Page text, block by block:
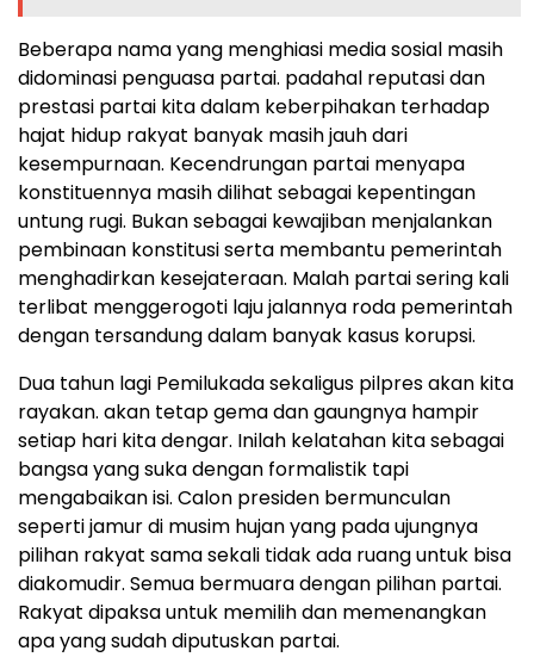
Beberapa nama yang menghiasi media sosial masih
didominasi penguasa partai. padahal reputasi dan
prestasi partai kita dalam keberpihakan terhadap
hajat hidup rakyat banyak masih jauh dari
kesempurnaan. Kecendrungan partai menyapa
konstituennya masih dilihat sebagai kepentingan
untung rugi. Bukan sebagai kewajiban menjalankan
pembinaan konstitusi serta membantu pemerintah
menghadirkan kesejateraan. Malah partai sering kali
terlibat menggerogoti laju jalannya roda pemerintah
dengan tersandung dalam banyak kasus korupsi.
Dua tahun lagi Pemilukada sekaligus pilpres akan kita
rayakan. akan tetap gema dan gaungnya hampir
setiap hari kita dengar. Inilah kelatahan kita sebagai
bangsa yang suka dengan formalistik tapi
mengabaikan isi. Calon presiden bermunculan
seperti jamur di musim hujan yang pada ujungnya
pilihan rakyat sama sekali tidak ada ruang untuk bisa
diakomudir. Semua bermuara dengan pilihan partai.
Rakyat dipaksa untuk memilih dan memenangkan
apa yang sudah diputuskan partai.